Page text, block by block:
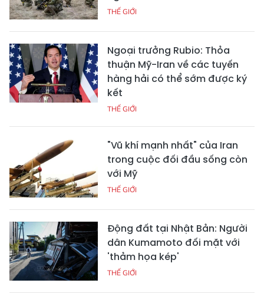
THẾ GIỚI
Ngoại trưởng Rubio: Thỏa
thuận Mỹ-Iran về các tuyến
hàng hải có thể sớm được ký
kết
THẾ GIỚI
"Vũ khí mạnh nhất" của Iran
trong cuộc đối đầu sống còn
với Mỹ
THẾ GIỚI
Động đất tại Nhật Bản: Người
dân Kumamoto đối mặt với
'thảm họa kép'
THẾ GIỚI